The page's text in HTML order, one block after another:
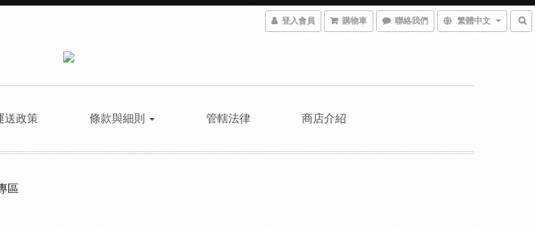
登入會員 購物車 聯絡我們 繁體中文
送政策 條款與細則 管轄法律 商店介紹
區